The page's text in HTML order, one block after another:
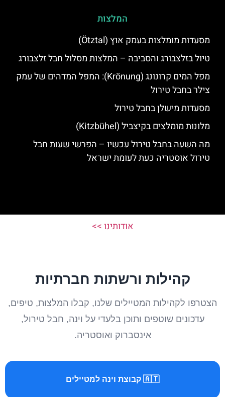
המלצות
מסעדות מומלצות בעמק אוץ (Ötztal)
טיול בזלצבורג והסביבה – המלצות מסלול חבל זלצבורג
מפל המים קרונונג (Krönung): המפל המדהים של עמק
צילר בחבל טירול
מסעדות מישלן בחבל טירול
מלונות מומלצים בקיצביל (Kitzbühel)
מה השעה בחבל טירול עכשיו – הפרשי שעות חבל
טירול אוסטריה כעת לעומת ישראל
אודותינו >>
קהילות ורשתות חברתיות
הצטרפו לקהילות המטיילים שלנו, קבלו המלצות, טיפים,
עדכונים שוטפים ותוכן בלעדי על וינה, חבל טירול,
אינסברוק ואוסטריה.
🇦🇹 קבוצת וינה למטיילים